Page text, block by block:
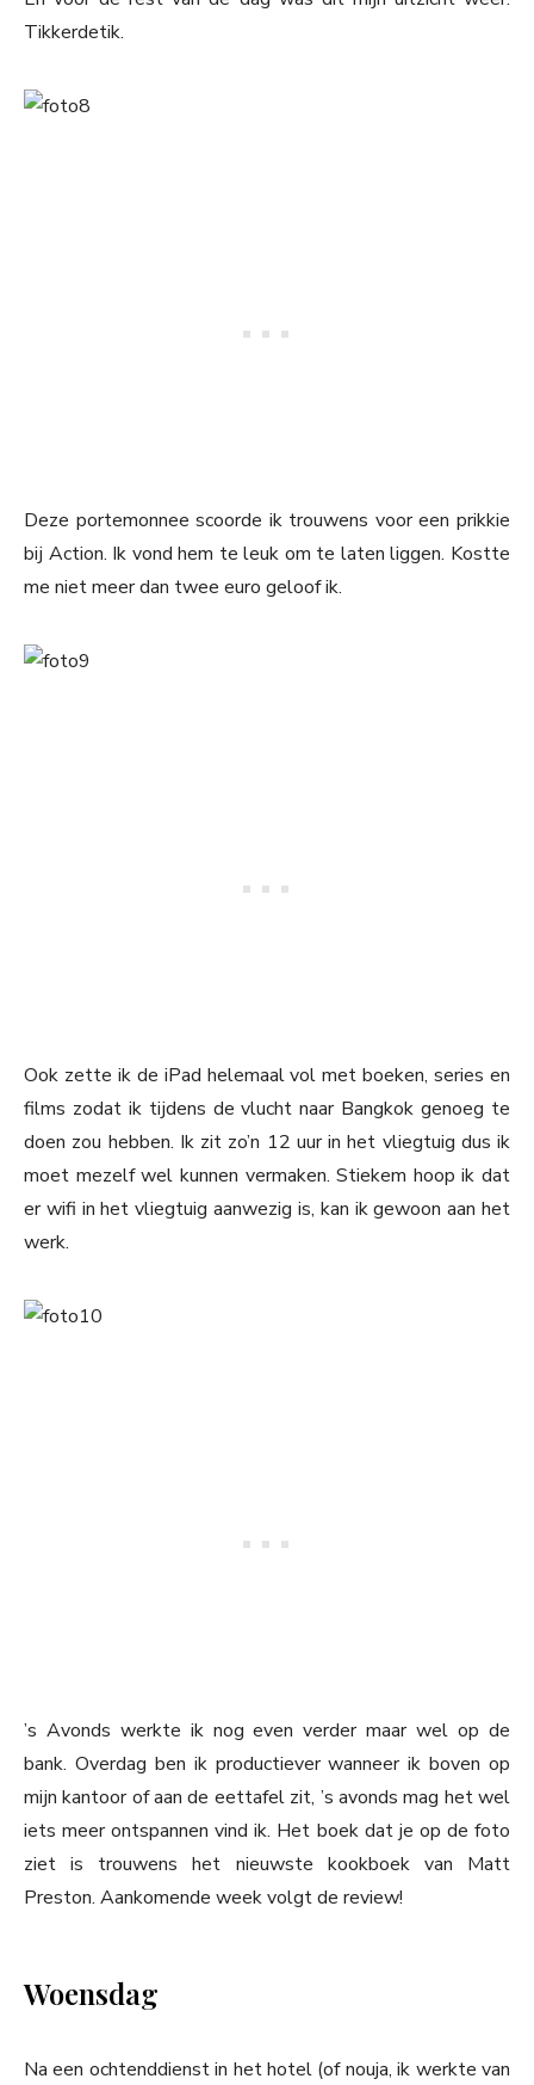
Tikkerdetik.
Deze portemonnee scoorde ik trouwens voor een prikkie
bij Action. Ik vond hem te leuk om te laten liggen. Kostte
me niet meer dan twee euro geloof ik.
Ook zette ik de iPad helemaal vol met boeken, series en
films zodat ik tijdens de vlucht naar Bangkok genoeg te
doen zou hebben. Ik zit zo’n 12 uur in het vliegtuig dus ik
moet mezelf wel kunnen vermaken. Stiekem hoop ik dat
er wifi in het vliegtuig aanwezig is, kan ik gewoon aan het
werk.
’s Avonds werkte ik nog even verder maar wel op de
bank. Overdag ben ik productiever wanneer ik boven op
mijn kantoor of aan de eettafel zit, ’s avonds mag het wel
iets meer ontspannen vind ik. Het boek dat je op de foto
ziet is trouwens het nieuwste kookboek van Matt
Preston. Aankomende week volgt de review!
Woensdag
Na een ochtenddienst in het hotel (of nouja, ik werkte van